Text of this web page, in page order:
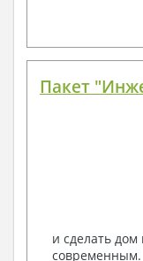
3. Инженерный
за
Узлы и
Отопление,
Пакет
и сделать
современным.